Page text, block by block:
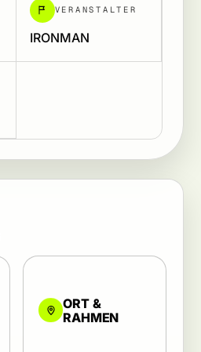
VERANSTALTER
IRONMAN
ORT &
RAHMEN